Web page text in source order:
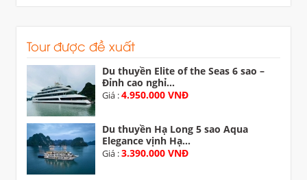
Tour được đề xuất
Du thuyền Elite of the Seas 6 sao –
Đỉnh cao nghỉ...
Giá :4.950.000 VNĐ
Du thuyền Hạ Long 5 sao Aqua
Elegance vịnh Hạ...
Giá :3.390.000 VNĐ